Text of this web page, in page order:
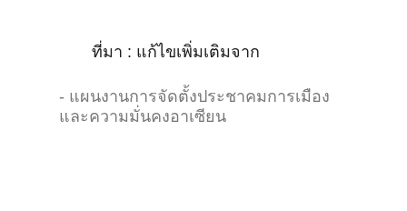
ที่มา : แก้ไขเพิ่มเติมจาก
- แผนงานการจัดตั้งประชาคมการเมือง
และความมั่นคงอาเซียน